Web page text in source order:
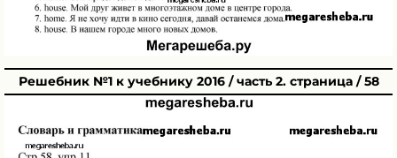
Решебник №1 к учебнику 2016 / часть 2. страница / 58